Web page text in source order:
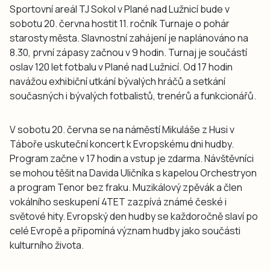
Sportovní areál TJ Sokol v Plané nad Lužnicí bude v
sobotu 20. června hostit 11. ročník Turnaje o pohár
starosty města. Slavnostní zahájení je naplánováno na
8.30, první zápasy začnou v 9 hodin. Turnaj je součástí
oslav 120 let fotbalu v Plané nad Lužnicí. Od 17 hodin
navážou exhibiční utkání bývalých hráčů a setkání
současných i bývalých fotbalistů, trenérů a funkcionářů.
V sobotu 20. června se na náměstí Mikuláše z Husi v
Táboře uskuteční koncert k Evropskému dni hudby.
Program začne v 17 hodin a vstup je zdarma. Návštěvníci
se mohou těšit na Davida Uličníka s kapelou Orchestryon
a program Tenor bez fraku. Muzikálový zpěvák a člen
vokálního seskupení 4TET zazpívá známé české i
světové hity. Evropský den hudby se každoročně slaví po
celé Evropě a připomíná význam hudby jako součásti
kulturního života.